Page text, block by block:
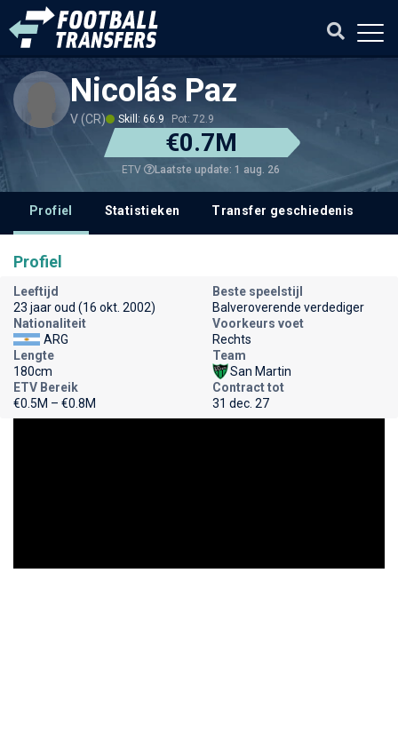
Nicolás Paz
V (CR) Skill: 66.9 Pot: 72.9
€0.7M
ETV Laatste update: 1 aug. 26
Profiel Statistieken Transfer geschiedenis
Profiel
Leeftijd
23 jaar oud (16 okt. 2002)
Beste speelstijl
Balveroverende verdediger
Nationaliteit
ARG
Voorkeurs voet
Rechts
Lengte
180cm
Team
San Martin
ETV Bereik
€0.5M – €0.8M
Contract tot
31 dec. 27